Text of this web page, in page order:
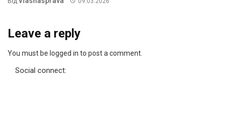
Leave a reply
You must be logged in to post a comment.
Social connect: